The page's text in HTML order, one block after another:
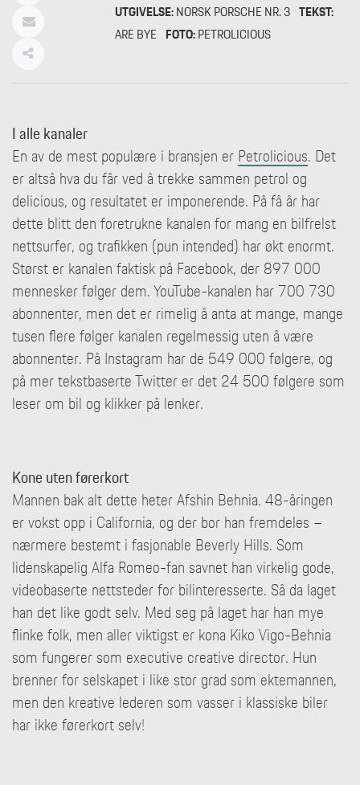
UTGIVELSE:NORSK PORSCHE NR. 3 TEKST:
ARE BYE FOTO:PETROLICIOUS
I alle kanaler
En av de mest populære i bransjen er Petrolicious. Det
er altså hva du får ved å trekke sammen petrol og
delicious, og resultatet er imponerende. På få år har
dette blitt den foretrukne kanalen for mang en bilfrelst
nettsurfer, og trafikken (pun intended) har økt enormt.
Størst er kanalen faktisk på Facebook, der 897 000
mennesker følger dem. YouTube-kanalen har 700 730
abonnenter, men det er rimelig å anta at mange, mange
tusen flere følger kanalen regelmessig uten å være
abonnenter. På Instagram har de 549 000 følgere, og
på mer tekstbaserte Twitter er det 24 500 følgere som
leser om bil og klikker på lenker.
Kone uten førerkort
Mannen bak alt dette heter Afshin Behnia. 48-åringen
er vokst opp i California, og der bor han fremdeles –
nærmere bestemt i fasjonable Beverly Hills. Som
lidenskapelig Alfa Romeo-fan savnet han virkelig gode,
videobaserte nettsteder for bilinteresserte. Så da laget
han det like godt selv. Med seg på laget har han mye
flinke folk, men aller viktigst er kona Kiko Vigo-Behnia
som fungerer som executive creative director. Hun
brenner for selskapet i like stor grad som ektemannen,
men den kreative lederen som vasser i klassiske biler
har ikke førerkort selv!